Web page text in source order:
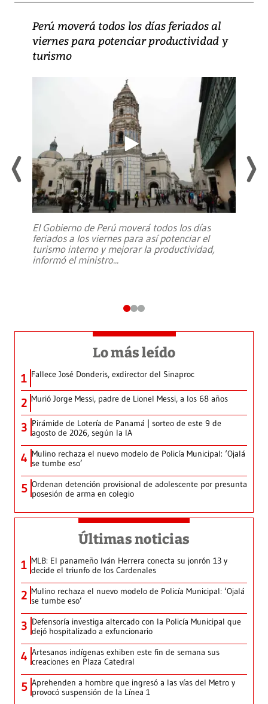
Perú moverá todos los días feriados al
viernes para potenciar productividad y
turismo
El Gobierno de Perú moverá todos los días
feriados a los viernes para así potenciar el
turismo interno y mejorar la productividad,
informó el ministro...
Lo más leído
1 Fallece José Donderis, exdirector del Sinaproc
2 Murió Jorge Messi, padre de Lionel Messi, a los 68 años
3 Pirámide de Lotería de Panamá | sorteo de este 9 de
agosto de 2026, según la IA
4 Mulino rechaza el nuevo modelo de Policía Municipal: ‘Ojalá
se tumbe eso’
5 Ordenan detención provisional de adolescente por presunta
posesión de arma en colegio
Últimas noticias
1 MLB: El panameño Iván Herrera conecta su jonrón 13 y
decide el triunfo de los Cardenales
2 Mulino rechaza el nuevo modelo de Policía Municipal: ‘Ojalá
se tumbe eso’
3 Defensoría investiga altercado con la Policía Municipal que
dejó hospitalizado a exfuncionario
4 Artesanos indígenas exhiben este fin de semana sus
creaciones en Plaza Catedral
5 Aprehenden a hombre que ingresó a las vías del Metro y
provocó suspensión de la Línea 1